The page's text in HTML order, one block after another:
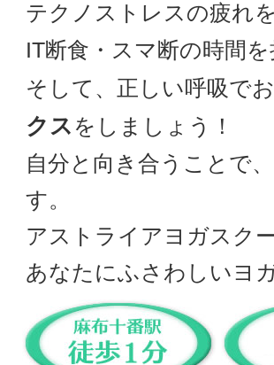
テクノストレスの疲れ
IT断食・スマ断の時間を
そして、正しい呼吸で
クス をしましょう！
自分と向き合うことで
す。
アストライアヨガスク
あなたにふさわしいヨ